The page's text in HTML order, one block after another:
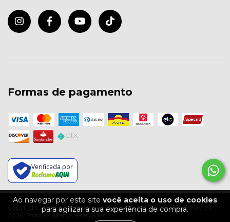
Ao navegar por este site você aceita o uso de cookies
para agilizar a sua experiência de compra.
Formas de pagamento
Verificada por
Copyright Menegazzi Artigos de Decoração LTDA - 08391279000193 -
2026. Todos os direitos reservados.